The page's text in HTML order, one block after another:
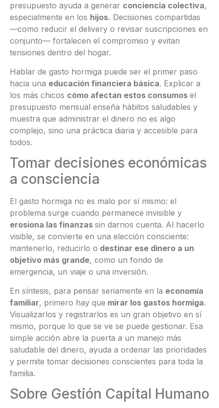
presupuesto ayuda a generar conciencia colectiva,
especialmente en los hijos. Decisiones compartidas
—como reducir el delivery o revisar suscripciones en
conjunto— fortalecen el compromiso y evitan
tensiones dentro del hogar.
Hablar de gasto hormiga puede ser el primer paso
hacia una educación financiera básica. Explicar a
los más chicos cómo afectan estos consumos el
presupuesto mensual enseña hábitos saludables y
muestra que administrar el dinero no es algo
complejo, sino una práctica diaria y accesible para
todos.
Tomar decisiones económicas
a consciencia
El gasto hormiga no es malo por sí mismo: el
problema surge cuando permanece invisible y
erosiona las finanzas sin darnos cuenta. Al hacerlo
visible, se convierte en una elección consciente:
mantenerlo, reducirlo o destinar ese dinero a un
objetivo más grande, como un fondo de
emergencia, un viaje o una inversión.
En síntesis, para pensar seriamente en la economía
familiar, primero hay que mirar los gastos hormiga.
Visualizarlos y registrarlos es un gran objetivo en sí
mismo, porque lo que se ve se puede gestionar. Esa
simple acción abre la puerta a un manejo más
saludable del dinero, ayuda a ordenar las prioridades
y permite tomar decisiones conscientes para toda la
familia.
Sobre Gestión Capital Humano